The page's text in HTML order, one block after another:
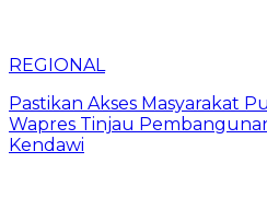
REGIONAL
Pastikan Akses Masyarakat
Wapres Tinjau
Kendawi